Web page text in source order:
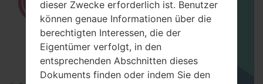
dieser Zwecke erforderlich ist. Benutzer
können genaue Informationen über die
berechtigten Interessen, die der
Eigentümer verfolgt, in den
entsprechenden Abschnitten dieses
Dokuments finden oder indem Sie den